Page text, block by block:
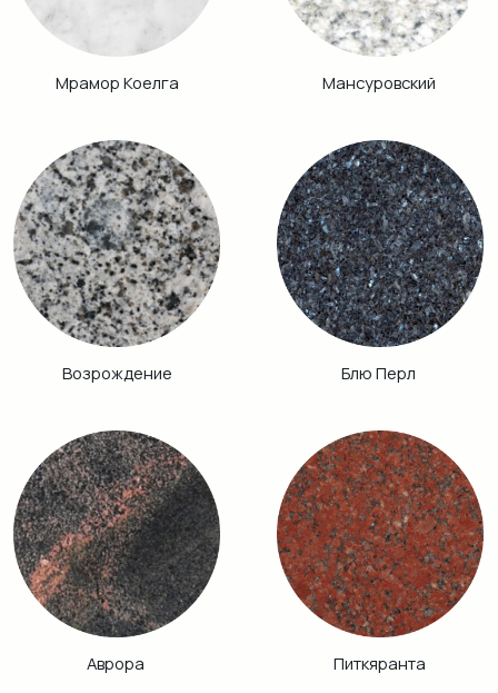
Питкяранта
Аврора
Габбро Диабаз Балтик Грин
Винга Дымовский